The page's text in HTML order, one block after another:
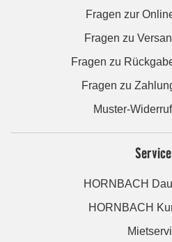
Fragen zur
Fragen zu
Fragen zu
Fragen zu
Muster-
HORNBACH
HORNBACH